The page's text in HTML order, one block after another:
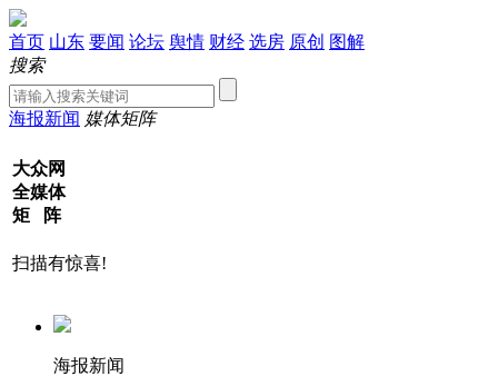
首页 山东 要闻 论坛 舆情 财经 选房 原创 图解
搜索
海报新闻 媒体矩阵
大众网
全媒体
矩 阵
扫描有惊喜!
海报新闻